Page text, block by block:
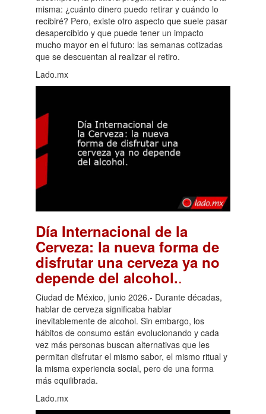
misma: ¿cuánto dinero puedo retirar y cuándo lo
recibiré? Pero, existe otro aspecto que suele pasar
desapercibido y que puede tener un impacto
mucho mayor en el futuro: las semanas cotizadas
que se descuentan al realizar el retiro.
Lado.mx
Día Internacional de la
Cerveza: la nueva forma de
disfrutar una cerveza ya no
depende del alcohol..
Ciudad de México, junio 2026.- Durante décadas,
hablar de cerveza significaba hablar
inevitablemente de alcohol. Sin embargo, los
hábitos de consumo están evolucionando y cada
vez más personas buscan alternativas que les
permitan disfrutar el mismo sabor, el mismo ritual y
la misma experiencia social, pero de una forma
más equilibrada.
Lado.mx